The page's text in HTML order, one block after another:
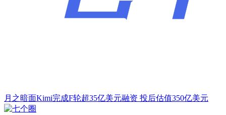
月之暗面Kimi完成F轮超35亿美元融资 投后估值350亿美元